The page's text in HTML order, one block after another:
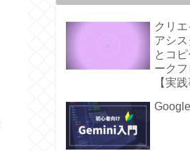
クリ
アシ
とコ
ーク
【実